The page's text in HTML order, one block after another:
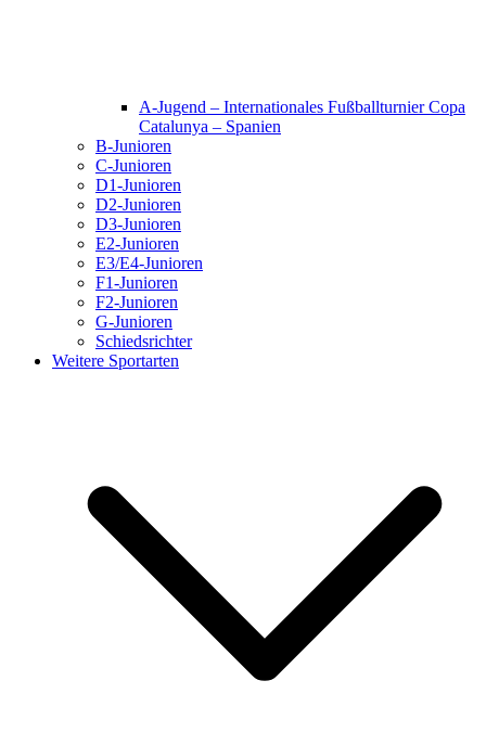
A-Jugend – Internationales Fußballturnier Copa
Catalunya – Spanien
B-Junioren
C-Junioren
D1-Junioren
D2-Junioren
D3-Junioren
E2-Junioren
E3/E4-Junioren
F1-Junioren
F2-Junioren
G-Junioren
Schiedsrichter
Weitere Sportarten